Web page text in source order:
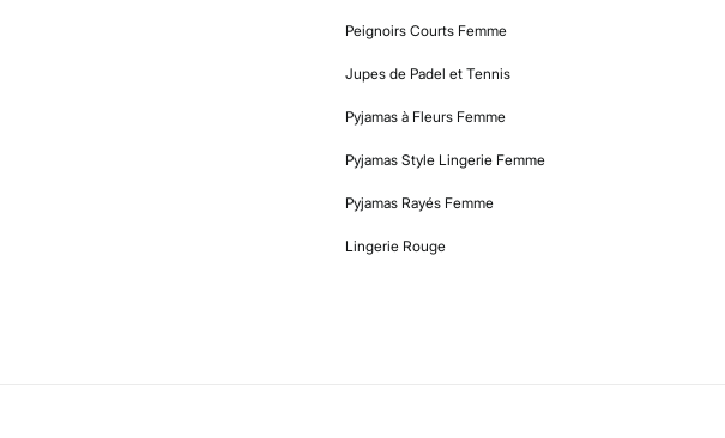
Peignoirs Courts Femme
Jupes de Padel et Tennis
Pyjamas à Fleurs Femme
Pyjamas Style Lingerie Femme
Pyjamas Rayés Femme
Lingerie Rouge